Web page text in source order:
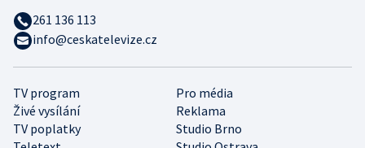
TV program
Pro média
Živé vysílání
Reklama
TV poplatky
Studio Brno
261 136 113
info@ceskatelevize.cz